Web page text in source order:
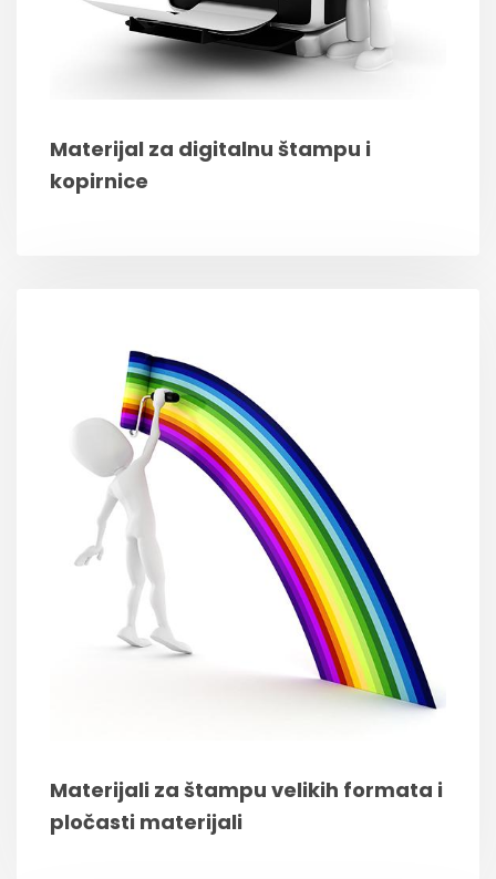
Materijal za digitalnu štampu i
kopirnice
Materijali za štampu velikih formata i
pločasti materijali